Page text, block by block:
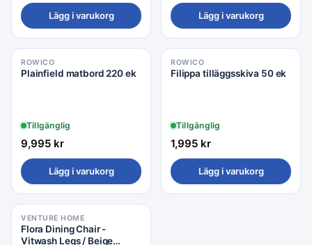
Lägg i varukorg Lägg i varukorg
ROWICO
Plainfield matbord 220 ek
Tillgänglig
9,995 kr
Lägg i varukorg
ROWICO
Filippa tilläggsskiva 50 ek
Tillgänglig
1,995 kr
Lägg i varukorg
VENTURE HOME
Flora Dining Chair -
Vitwash Legs / Beige